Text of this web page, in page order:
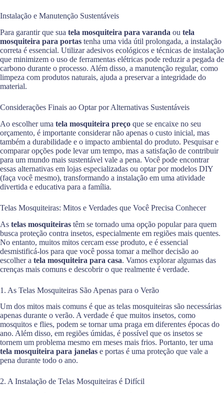
Instalação e Manutenção Sustentáveis
Para garantir que sua tela mosquiteira para varanda ou tela
mosquiteira para portas tenha uma vida útil prolongada, a instalação
correta é essencial. Utilizar adesivos ecológicos e técnicas de instalação
que minimizem o uso de ferramentas elétricas pode reduzir a pegada de
carbono durante o processo. Além disso, a manutenção regular, como
limpeza com produtos naturais, ajuda a preservar a integridade do
material.
Considerações Finais ao Optar por Alternativas Sustentáveis
Ao escolher uma tela mosquiteira preço que se encaixe no seu
orçamento, é importante considerar não apenas o custo inicial, mas
também a durabilidade e o impacto ambiental do produto. Pesquisar e
comparar opções pode levar um tempo, mas a satisfação de contribuir
para um mundo mais sustentável vale a pena. Você pode encontrar
essas alternativas em lojas especializadas ou optar por modelos DIY
(faça você mesmo), transformando a instalação em uma atividade
divertida e educativa para a família.
Telas Mosquiteiras: Mitos e Verdades que Você Precisa Conhecer
As telas mosquiteiras têm se tornado uma opção popular para quem
busca proteção contra insetos, especialmente em regiões mais quentes.
No entanto, muitos mitos cercam esse produto, e é essencial
desmistificá-los para que você possa tomar a melhor decisão ao
escolher a tela mosquiteira para casa. Vamos explorar algumas das
crenças mais comuns e descobrir o que realmente é verdade.
1. As Telas Mosquiteiras São Apenas para o Verão
Um dos mitos mais comuns é que as telas mosquiteiras são necessárias
apenas durante o verão. A verdade é que muitos insetos, como
mosquitos e flies, podem se tornar uma praga em diferentes épocas do
ano. Além disso, em regiões úmidas, é possível que os insetos se
tornem um problema mesmo em meses mais frios. Portanto, ter uma
tela mosquiteira para janelas e portas é uma proteção que vale a
pena durante todo o ano.
2. A Instalação de Telas Mosquiteiras é Difícil